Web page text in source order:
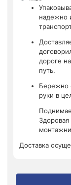
надежно
дороге
путь.
Бережно
руки в
Доставка